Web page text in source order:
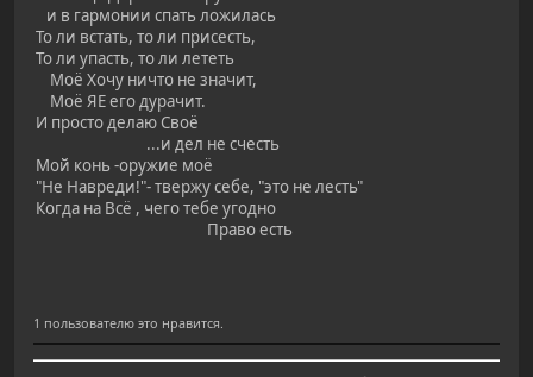
и в гармонии спать ложилась
То ли встать, то ли присесть,
То ли упасть, то ли лететь
Моё Хочу ничто не значит,
Моё ЯЕ его дурачит.
И просто делаю Своё
...и дел не счесть
Мой конь -оружие моё
"Не Навреди!"- твержу себе, "это не лесть"
Когда на Всё , чего тебе угодно
Право есть
1 пользователю это нравится.